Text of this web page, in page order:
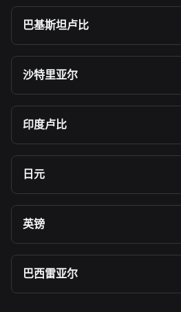
巴基斯坦卢比
沙特里亚尔
印度卢比
日元
英镑
巴西雷亚尔